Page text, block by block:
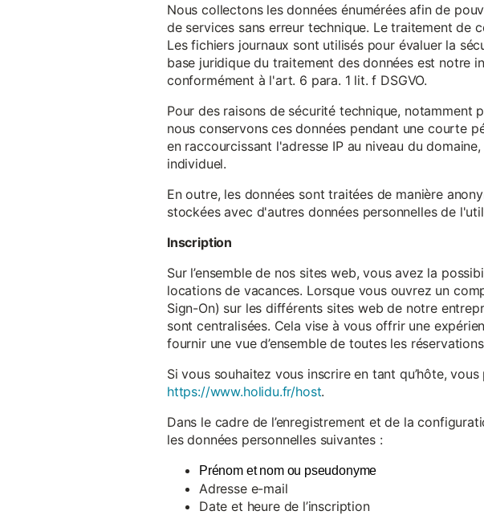
Nous collectons les données énumérées afin de
de services sans erreur technique. Le traitement de
Les fichiers journaux sont utilisés pour évaluer la
base juridique du traitement des données est
conformément à l'art. 6 para. 1 lit. f DSGVO.
Pour des raisons de sécurité technique,
nous conservons ces données pendant une courte
en raccourcissant l'adresse IP au niveau du
individuel.
En outre, les données sont traitées de manière
stockées avec d'autres données personnelles de
Inscription
Sur l’ensemble de nos sites web, vous avez la
locations de vacances. Lorsque vous ouvrez un
Sign-On) sur les différents sites web de notre
sont centralisées. Cela vise à vous offrir une
fournir une vue d’ensemble de toutes les
Si vous souhaitez vous inscrire en tant qu’hôte,
https://www.holidu.fr/host.
Dans le cadre de l’enregistrement et de la
les données personnelles suivantes :
Prénom et nom ou pseudonyme
Adresse e-mail
Date et heure de l’inscription